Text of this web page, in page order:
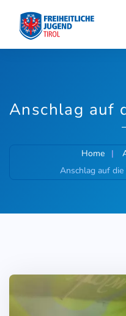
Anschlag auf die
Home
Anschlag auf